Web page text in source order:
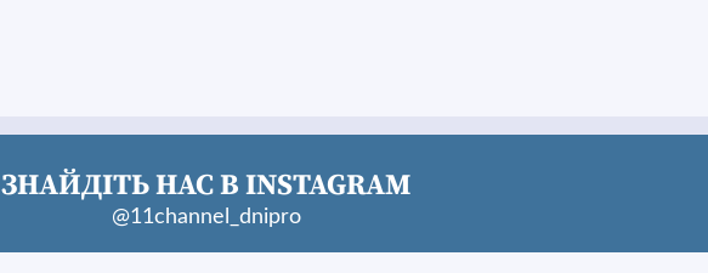
ЗНАЙДІТЬ НАС В INSTAGRAM
@11channel_dnipro